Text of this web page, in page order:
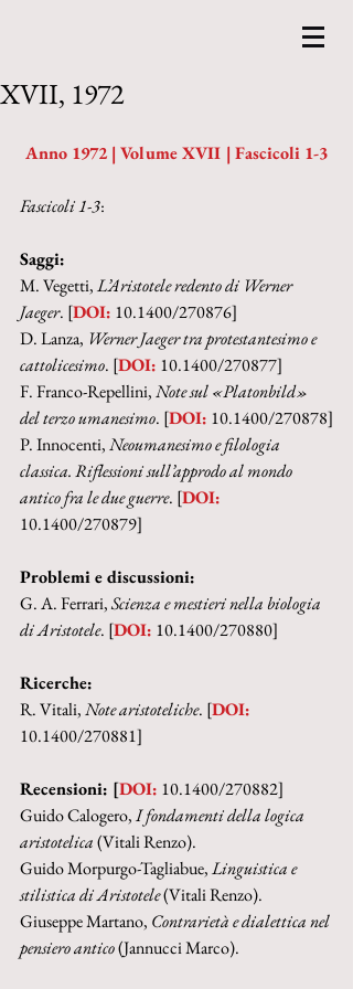
XVII, 1972
Anno 1972 | Volume XVII | Fascicoli 1-3
Fascicoli 1-3:
Saggi:
M. Vegetti, L’Aristotele redento di Werner
Jaeger. [DOI: 10.1400/270876]
D. Lanza, Werner Jaeger tra protestantesimo e
cattolicesimo. [DOI: 10.1400/270877]
F. Franco-Repellini, Note sul «Platonbild»
del terzo umanesimo. [DOI: 10.1400/270878]
P. Innocenti, Neoumanesimo e filologia
classica. Riflessioni sull’approdo al mondo
antico fra le due guerre. [DOI:
10.1400/270879]
Problemi e discussioni:
G. A. Ferrari, Scienza e mestieri nella biologia
di Aristotele. [DOI: 10.1400/270880]
Ricerche:
R. Vitali, Note aristoteliche. [DOI:
10.1400/270881]
Recensioni: [DOI: 10.1400/270882]
Guido Calogero, I fondamenti della logica
aristotelica (Vitali Renzo).
Guido Morpurgo-Tagliabue, Linguistica e
stilistica di Aristotele (Vitali Renzo).
Giuseppe Martano, Contrarietà e dialettica nel
pensiero antico (Jannucci Marco).